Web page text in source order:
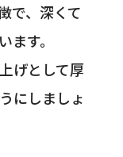
で、深くて
す。
げとして厚
にしましょ